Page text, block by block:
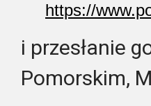
https://
i przesłanie
Pomorskim,